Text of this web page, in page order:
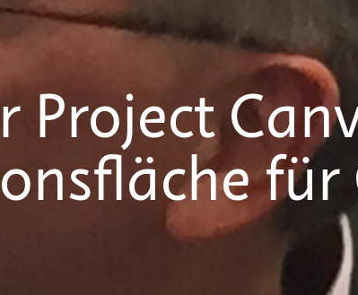
Project
für